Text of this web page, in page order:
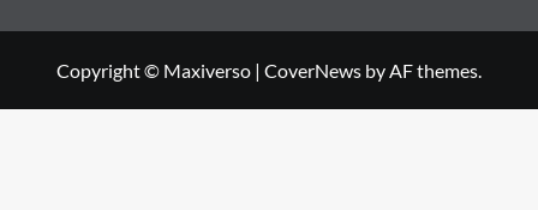
Copyright © Maxiverso | CoverNews by AF themes.